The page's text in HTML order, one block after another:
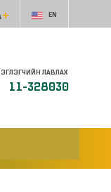
EN
ЛАВЛАХ
11-328030